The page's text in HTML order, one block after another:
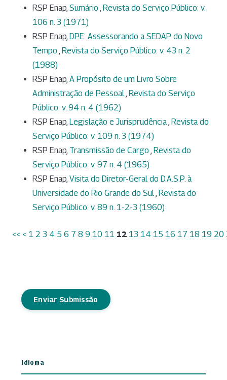
RSP Enap, Sumário Revista do Serviço Público: v.
106 n. 3 (1971)
RSP Enap, DPE: Assessorando a SEDAP do Novo
Tempo Revista do Serviço Público: v. 43 n. 2
(1988)
RSP Enap, A Propósito de um Livro Sobre
Administração de Pessoal Revista do Serviço
Público: v. 94 n. 4 (1962)
RSP Enap, Legislação e Jurisprudência Revista do
Serviço Público: v. 109 n. 3 (1974)
RSP Enap, Transmissão de Cargo Revista do
Serviço Público: v. 97 n. 4 (1965)
RSP Enap, Visita do Diretor-Geral do D.A.S.P. à
Universidade do Rio Grande do Sul Revista do
Serviço Público: v. 89 n. 1-2-3 (1960)
<< < 1 2 3 4 5 6 7 8 9 10 11 12 13 14 15 16 17 18 19 20
Enviar Submissão
Idioma